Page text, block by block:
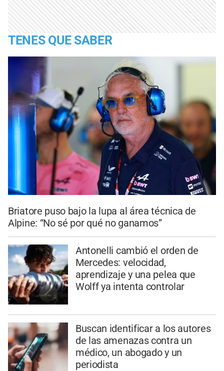
TENES QUE SABER
Briatore puso bajo la lupa al área técnica de
Alpine: “No sé por qué no ganamos”
Antonelli cambió el orden de
Mercedes: velocidad,
aprendizaje y una pelea que
Wolff ya intenta controlar
Buscan identificar a los autores
de las amenazas contra un
médico, un abogado y un
periodista